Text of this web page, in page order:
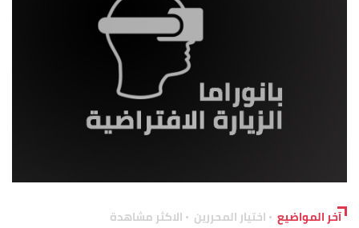
آخر المواضيع اختيار المحررين الاكثر مشاهدة